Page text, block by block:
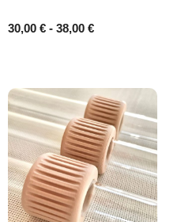
30,00 € - 38,00 €